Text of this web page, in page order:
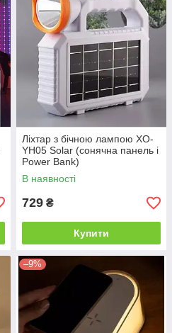
Ліхтар з бічною лампою XO-
YH05 Solar (сонячна панель і
Power Bank)
В наявності
729 ₴
Купити
–9%